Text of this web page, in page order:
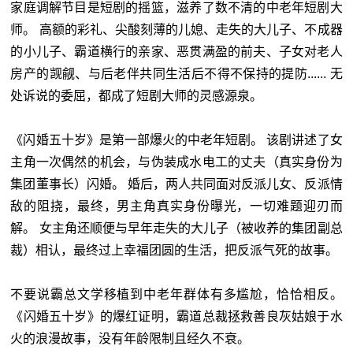
家庭调解节目是短剧的摇篮，滋养了数不清的中老年短剧大
师。 高额的彩礼、尖酸刻薄的儿媳、走失的大儿子、不成器
的小儿子、霸道横行的亲家、恶贯满盈的前夫、子女对老人
房产的觊觎、与后老伴共同生活后不得不保持的提防...... 无
处诉说的委屈，都成了短剧大师的灵感源泉。
《闪婚五十岁》是第一部爆火的中老年短剧。 该剧讲述了女
主角一次偶然的机会，与伪装成水电工的丈夫（真实身份为
集团董事长）闪婚。 婚后，两人共同面对反派儿女、反派情
敌的阻挠，最终，男主角真实身份曝光，一切难题迎刃而
解。 女主角还顺便与早年走失的大儿子（被收养的集团副总
裁）相认，最终过上幸福团圆的生活，把反派气死的故事。
不要说霸总文学移植到中老年群体有多尴尬，恰恰相反。
《闪婚五十岁》的爆红证明，霸道总裁拯救善良灰姑娘于水
火的浪漫故事，没有年龄限制且经久不衰。